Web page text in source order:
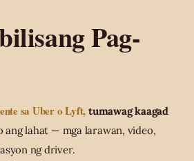
Pag-
sa Uber o Lyft, tumawag kaagad
lahat — mga larawan, video,
ng driver.